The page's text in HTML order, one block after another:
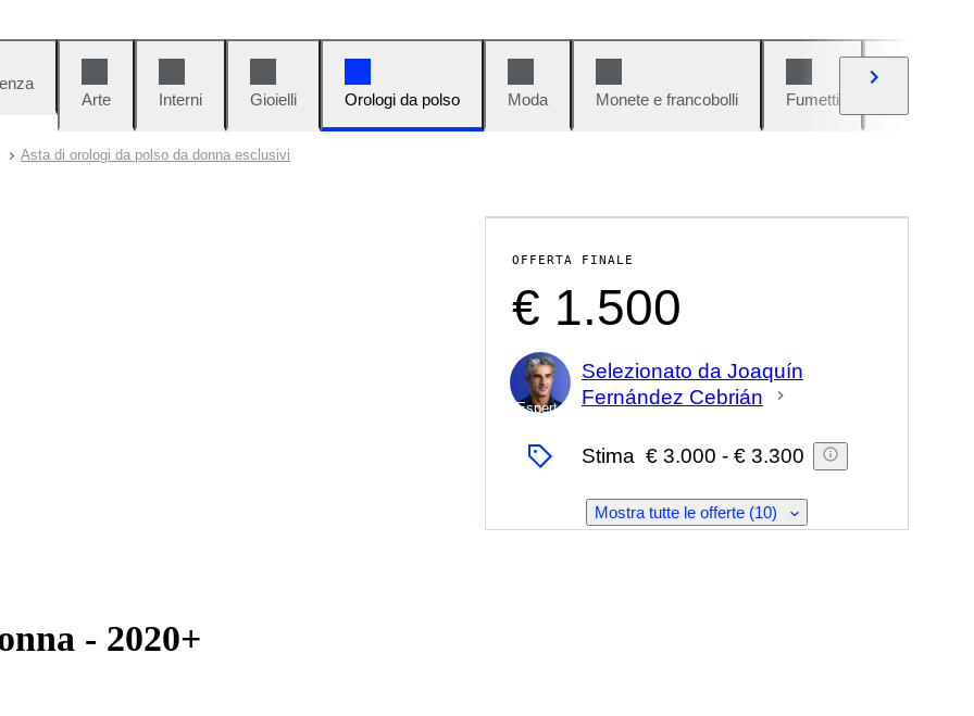
Arte
Interni Gioielli Orologi da polso Moda Monete e francobolli Fumetti
Asta di orologi da polso da donna esclusivi
- 2020+
OFFERTA FINALE
€ 1.500
Esperto
Selezionato da Joaquín
Fernández Cebrián
Stima € 3.000 - € 3.300
Mostra tutte le offerte (10)